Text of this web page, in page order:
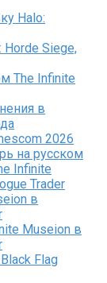
Halo:
Horde Siege,
The Infinite
в
2026
на русском
Infinite
Trader
в
Museion в
Flag